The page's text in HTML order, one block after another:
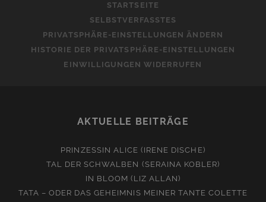
STARTSEITE
SELBSTVERFASSTES
PRIVATSPHÄRE-EINSTELLUNGEN ÄNDERN
HISTORIE DER PRIVATSPHÄRE-EINSTELLUNGEN
EINWILLIGUNGEN WIDERRUFEN
AKTUELLE BEITRÄGE
PRINZESSIN ALICE (IRENE DISCHE)
TAL DER SCHWALBEN (SERAINA KOBLER)
IN BLOOM (LIZ ALLAN)
TATA – ODER DAS GEHEIMNIS MEINER TANTE COLETTE